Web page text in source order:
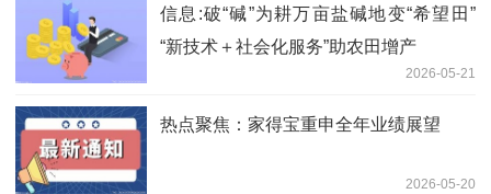
信息:破“碱”为耕万亩盐碱地变“希望田”
“新技术＋社会化服务”助农田增产
2026-05-21
热点聚焦：家得宝重申全年业绩展望
2026-05-20